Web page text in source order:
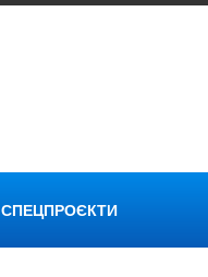
СПЕЦПРОЄКТИ